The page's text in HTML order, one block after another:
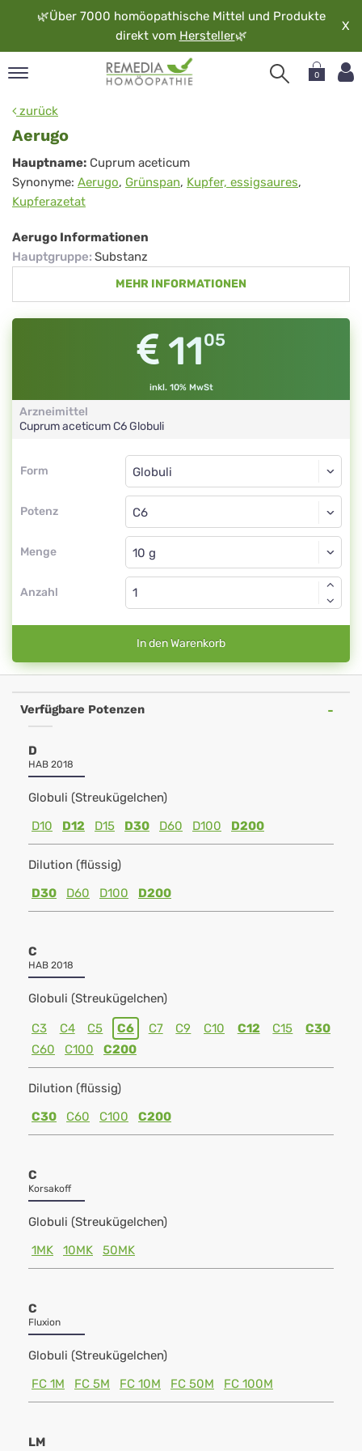
🌿Über 7000 homöopathische Mittel und Produkte
direkt vom Hersteller🌿
X
0
zurück
Aerugo
Aerugo
Hauptname: Cuprum aceticum
Synonyme: Aerugo, Grünspan, Kupfer, essigsaures,
Kupferazetat
Aerugo Informationen
Hauptgruppe: Substanz
MEHR INFORMATIONEN
1105
inkl. 10% MwSt
Arzneimittel
Cuprum aceticumC6Globuli
Form
Form
Potenz
Globuli
C6
Menge
Globuli
Anzahl
In den Warenkorb
Verfügbare Potenzen
D
HAB 2018
Globuli (Streukügelchen)
D10
D12 D15 D30 D60 D100 D200
Dilution (flüssig)
D30
D60 D100 D200
C
HAB 2018
Globuli (Streukügelchen)
C3 C4 C5 C6 C7 C9 C10 C12 C15
C30
C60
C100 C200
Dilution (flüssig)
C30
C60 C100 C200
C
Korsakoff
Globuli (Streukügelchen)
1MK
10MK 50MK
C
Fluxion
Globuli (Streukügelchen)
FC 1M
FC 5M FC 10M FC 50M FC 100M
LM